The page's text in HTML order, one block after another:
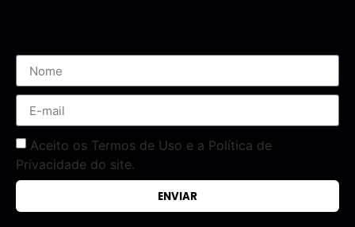
Aceito os Termos de Uso e a Política de
Privacidade do site.
ENVIAR